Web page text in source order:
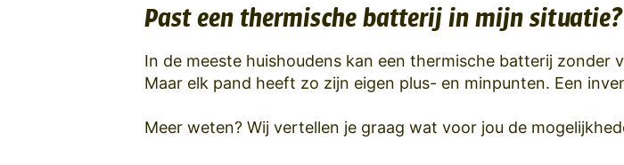
Past een thermische batterij in mijn situatie?
In de meeste huishoudens kan een thermische batterij
Maar elk pand heeft zo zijn eigen plus- en minpunten. Een
Meer weten? Wij vertellen je graag wat voor jou de